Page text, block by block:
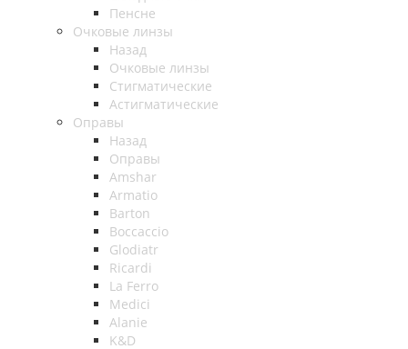
Пенсне
Очковые линзы
Назад
Очковые линзы
Стигматические
Астигматические
Оправы
Назад
Оправы
Amshar
Armatio
Barton
Boccaccio
Glodiatr
Ricardi
La Ferro
Medici
Alanie
K&D